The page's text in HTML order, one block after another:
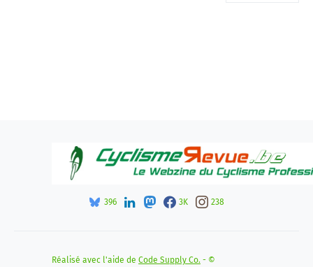
396 3K 238
Réalisé avec l'aide de Code Supply Co. - ©